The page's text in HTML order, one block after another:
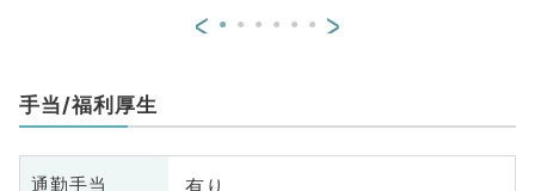
< >
手当/福利厚生
通勤手当 有り